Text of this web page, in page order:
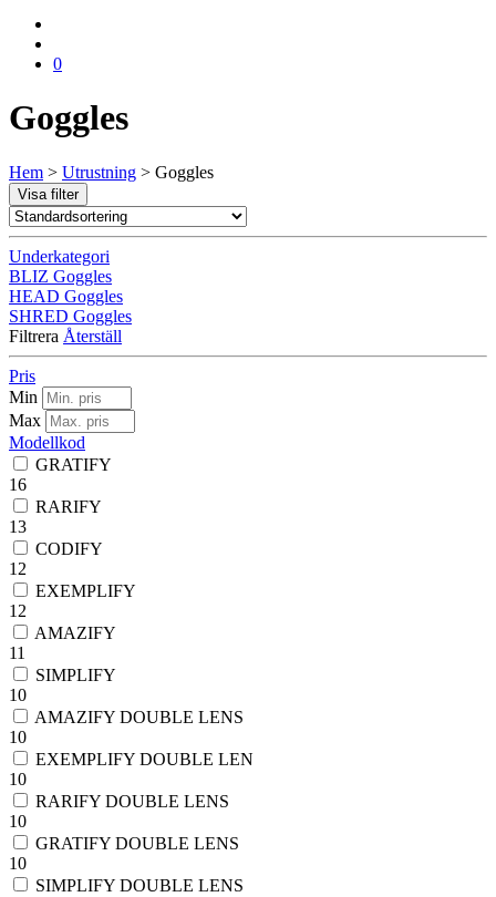
0
Goggles
Hem > Utrustning > Goggles
Visa filter
Underkategori
BLIZ Goggles
HEAD Goggles
SHRED Goggles
Filtrera Återställ
Pris
Min
Max
Modellkod
GRATIFY
16
RARIFY
13
CODIFY
12
EXEMPLIFY
12
AMAZIFY
11
SIMPLIFY
10
AMAZIFY DOUBLE LENS
10
EXEMPLIFY DOUBLE LEN
10
RARIFY DOUBLE LENS
10
GRATIFY DOUBLE LENS
10
SIMPLIFY DOUBLE LENS